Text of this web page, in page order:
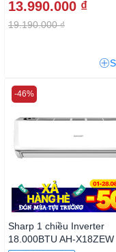
13.990.000 ₫
19.190.000 ₫
Sharp 1 chiều Inverter
18.000BTU AH-X18ZEW
-46%